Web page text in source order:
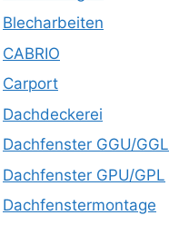
Blecharbeiten
CABRIO
Carport
Dachdeckerei
Dachfenster GGU/GGL
Dachfenster GPU/GPL
Dachfenstermontage